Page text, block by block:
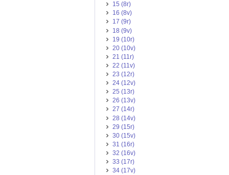
15 (8r)
16 (8v)
17 (9r)
18 (9v)
19 (10r)
20 (10v)
21 (11r)
22 (11v)
23 (12r)
24 (12v)
25 (13r)
26 (13v)
27 (14r)
28 (14v)
29 (15r)
30 (15v)
31 (16r)
32 (16v)
33 (17r)
34 (17v)